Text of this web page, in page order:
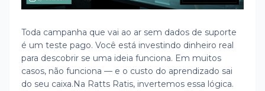
Toda campanha que vai ao ar sem dados de suporte
é um teste pago. Você está investindo dinheiro real
para descobrir se uma ideia funciona. Em muitos
casos, não funciona — e o custo do aprendizado sai
do seu caixa.Na Ratts Ratis, invertemos essa lógica.